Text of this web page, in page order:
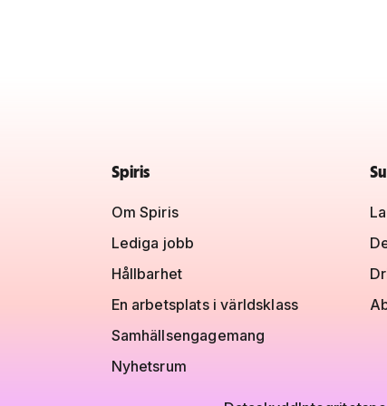
Spiris
Om Spiris
Lediga jobb
Hållbarhet
En arbetsplats i världsklass
Samhällsengagemang
Nyhetsrum